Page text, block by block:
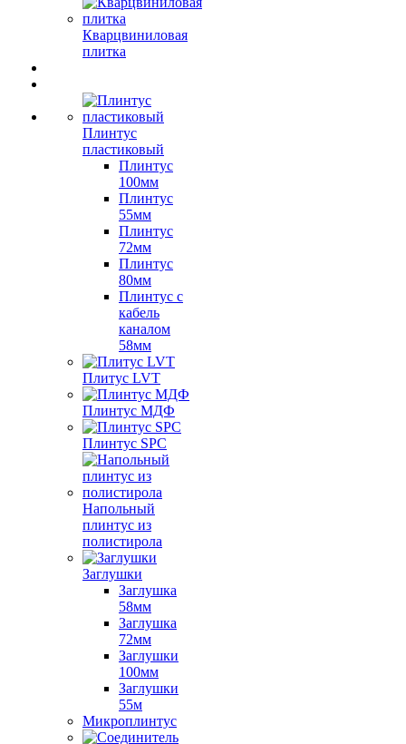
Кварцвиниловая
плитка
Плинтус
пластиковый
Плинтус
100мм
Плинтус
55мм
Плинтус
72мм
Плинтус
80мм
Плинтус с
кабель
каналом
58мм
Плитус LVT
Плинтус МДФ
Плинтус SPC
Напольный
плинтус из
полистирола
Заглушки
Заглушка
58мм
Заглушка
72мм
Заглушки
100мм
Заглушки
55м
Микроплинтус